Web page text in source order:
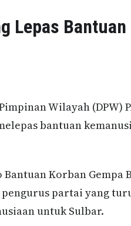
Lepas
Wilayah (DPW)
bantuan
Korban Gempa
partai yang
untuk Sulbar.